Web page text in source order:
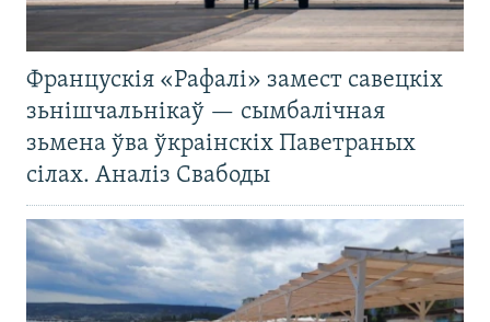
Францускія «Рафалі» замест савецкіх
зьнішчальнікаў — сымбалічная
зьмена ўва ўкраінскіх Паветраных
сілах. Аналіз Свабоды